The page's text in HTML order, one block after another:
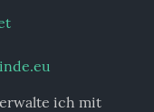
ich mit